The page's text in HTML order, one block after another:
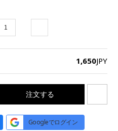
1,650JPY
注文する
Googleでログイン